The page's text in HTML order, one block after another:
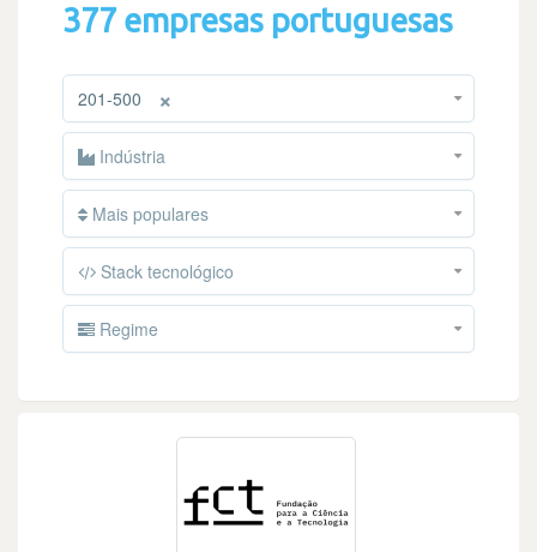
377 empresas portuguesas
×
201-500
Indústria
Mais populares
Stack tecnológico
Regime